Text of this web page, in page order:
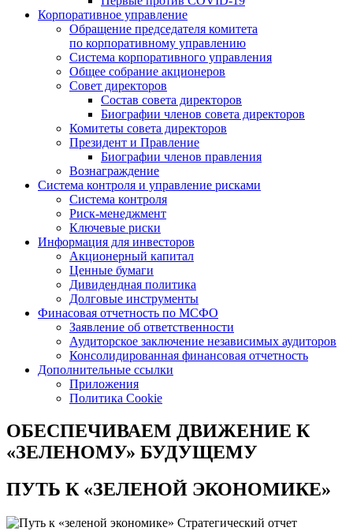
Корпоративное управление
Обращение председателя комитета
по корпоративному управлению
Система корпоративного управления
Общее собрание акционеров
Совет директоров
Состав совета директоров
Биографии членов совета директоров
Комитеты совета директоров
Президент и Правление
Биографии членов правления
Вознаграждение
Система контроля и управление рисками
Система контроля
Риск-менеджмент
Ключевые риски
Информация для инвесторов
Акционерный капитал
Ценные бумаги
Дивидендная политика
Долговые инструменты
Финасовая отчетность по МСФО
Заявление об ответственности
Аудиторское заключение независимых аудиторов
Консолидированная финансовая отчетность
Дополнительные ссылки
Приложения
Политика Cookie
ОБЕСПЕЧИВАЕМ ДВИЖЕНИЕ К
«ЗЕЛЕНОМУ» БУДУЩЕМУ
ПУТЬ К«ЗЕЛЕНОЙ ЭКОНОМИКЕ»
Стратегический отчет